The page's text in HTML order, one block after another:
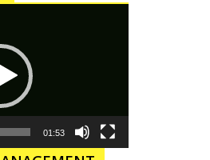
01:53